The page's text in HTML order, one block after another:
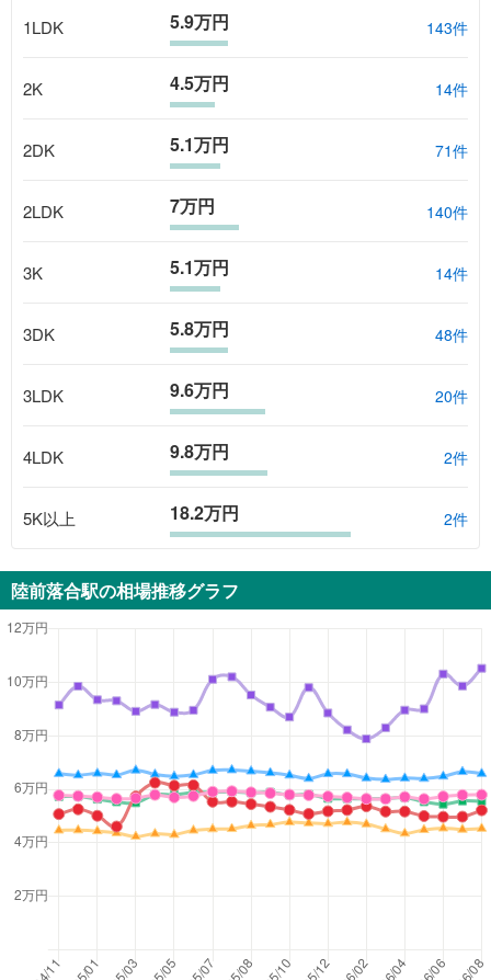
1LDK 5.9万円 143件
2K 4.5万円 14件
2DK 5.1万円 71件
2LDK 7万円 140件
3K 5.1万円 14件
3DK 5.8万円 48件
3LDK 9.6万円 20件
4LDK 9.8万円 2件
5K以上 18.2万円 2件
陸前落合駅の相場推移グラフ